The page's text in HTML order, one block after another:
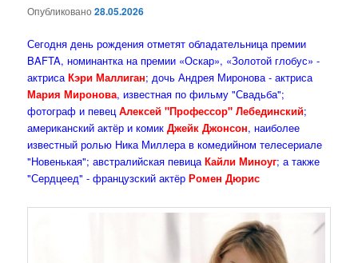
Опубликовано28.05.2026
Сегодня день рождения отметят обладательница премии
BAFTA, номинантка на премии «Оскар», «Золотой глобус» -
актрисаКэри Маллиган; дочь Андрея Миронова - актриса
Мария Миронова, известная по фильму "Свадьба";
фотограф и певецАлексей "Профессор" Лебединский;
американский актёр и комикДжейк Джонсон, наиболее
известный ролью Ника Миллера в комедийном телесериале
"Новенькая"; австралийская певицаКайли Миноуг; а также
"Сердцеед" - французский актёрРомен Дюрис